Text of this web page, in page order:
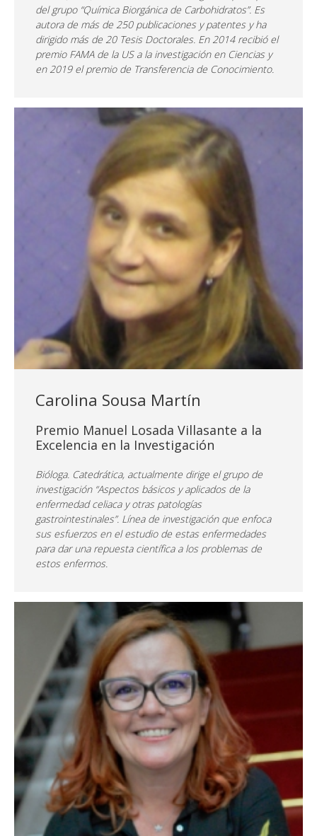
del grupo “Química Biorgánica de Carbohidratos”. Es
autora de más de 250 publicaciones y patentes y ha
dirigido más de 20 Tesis Doctorales. En 2014 recibió el
premio FAMA de la US a la investigación en Ciencias y
en 2019 el premio de Transferencia de Conocimiento.
Carolina Sousa Martín
Premio Manuel Losada Villasante a la
Excelencia en la Investigación
Bióloga. Catedrática, actualmente dirige el grupo de
investigación “Aspectos básicos y aplicados de la
enfermedad celiaca y otras patologías
gastrointestinales”. Línea de investigación que enfoca
sus esfuerzos en el estudio de estas enfermedades
para dar una repuesta científica a los problemas de
estos enfermos.